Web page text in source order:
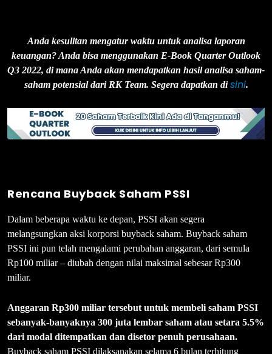
Anda kesulitan mengatur waktu untuk analisa laporan
keuangan? Anda bisa menggunakan E-Book Quarter Outlook
Q3 2022, di mana Anda akan mendapatkan hasil analisa saham-
saham potensial dari RK Team. Segera dapatkan disini.
Rencana Buyback Saham PSSI
Dalam beberapa waktu ke depan, PSSI akan segera
melangsungkan aksi korporsi buyback saham. Buyback saham
PSSI ini pun telah mengalami perubahan anggaran, dari semula
Rp100 miliar – diubah dengan nilai maksimal sebesar Rp300
miliar.
Anggaran Rp300 miliar tersebut untuk membeli saham PSSI
sebanyak-banyaknya 300 juta lembar saham atau setara 5.5%
dari modal ditempatkan dan disetor penuh perusahaan.
Buyback saham PSSI dilaksanakan selama 6 bulan terhitung